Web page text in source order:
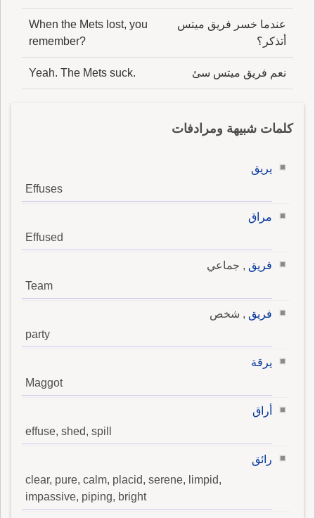
عندما خسر فريق ميتس
أتذكر؟
When the Mets lost, you
remember?
نعم فريق ميتس سئ Yeah. The Mets suck.
كلمات شبيهة ومرادفات
يريق
Effuses
مراق
Effused
فريق , جماعي
Team
فريق , شخص
party
يرقة
Maggot
أراق
effuse, shed, spill
رائق
clear, pure, calm, placid, serene, limpid,
impassive, piping, bright